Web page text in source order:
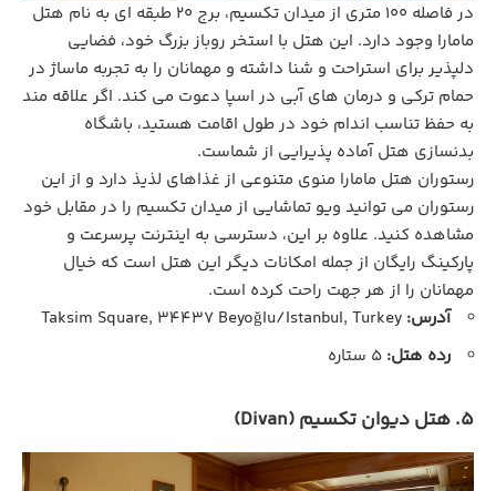
در فاصله 100 متری از میدان تکسیم، برج 20 طبقه ‌ای به نام هتل
مامارا وجود دارد. این هتل با استخر روباز بزرگ خود، فضایی
دلپذیر برای استراحت و شنا داشته و مهمانان را به تجربه ماساژ در
حمام ترکی و درمان‌ های آبی در اسپا دعوت می‌ کند. اگر علاقه ‌مند
به حفظ تناسب اندام خود در طول اقامت هستید، باشگاه
بدنسازی هتل آماده پذیرایی از شماست.
رستوران هتل مامارا منوی متنوعی از غذاهای لذیذ دارد و از این
رستوران می‌ توانید ویو تماشایی از میدان تکسیم را در مقابل خود
مشاهده کنید. علاوه بر این، دسترسی به اینترنت پرسرعت و
پارکینگ رایگان از جمله امکانات دیگر این هتل است که خیال
مهمانان را از هر جهت راحت کرده است.
آدرس:
رده هتل:
5. هتل دیوان تکسیم (Divan)